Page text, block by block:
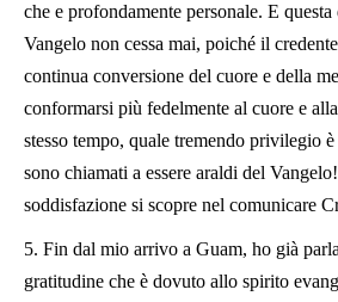
che e profondamente personale. E
Vangelo non cessa mai, poiché il
continua conversione del cuore e della
conformarsi più fedelmente al cuore e
stesso tempo, quale tremendo privilegio
sono chiamati a essere araldi del
soddisfazione si scopre nel comunicare
5. Fin dal mio arrivo a Guam, ho già
gratitudine che è dovuto allo spirito